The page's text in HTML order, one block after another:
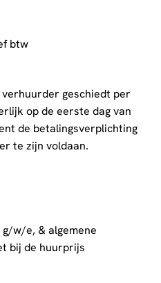
btw
geschiedt per
op de eerste dag van
de betalingsverplichting
te zijn voldaan.
w/e, & algemene
bij de huurprijs